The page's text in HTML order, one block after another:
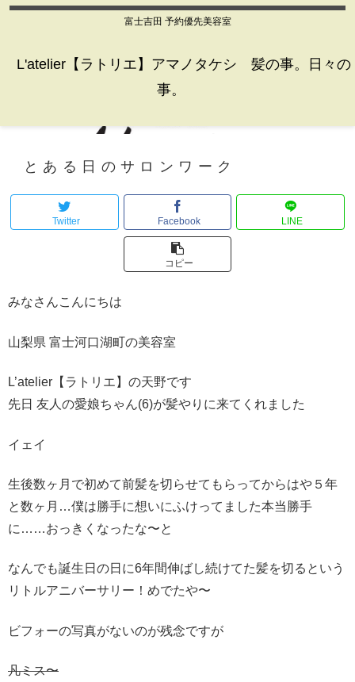
富士吉田 予約優先美容室
L'atelier【ラトリエ】アマノタケシ 髪の事。日々の
事。
とある日のサロンワーク
Twitter Facebook LINE
コピー
みなさんこんにちは
山梨県 富士河口湖町の美容室
L’atelier【ラトリエ】の天野です
先日 友人の愛娘ちゃん(6)が髪やりに来てくれました
イェイ
生後数ヶ月で初めて前髪を切らせてもらってからはや５年
と数ヶ月…僕は勝手に想いにふけってました本当勝手
に……おっきくなったな〜と
なんでも誕生日の日に6年間伸ばし続けてた髪を切るという
リトルアニバーサリー！めでたや〜
ビフォーの写真がないのが残念ですが
凡ミス〜